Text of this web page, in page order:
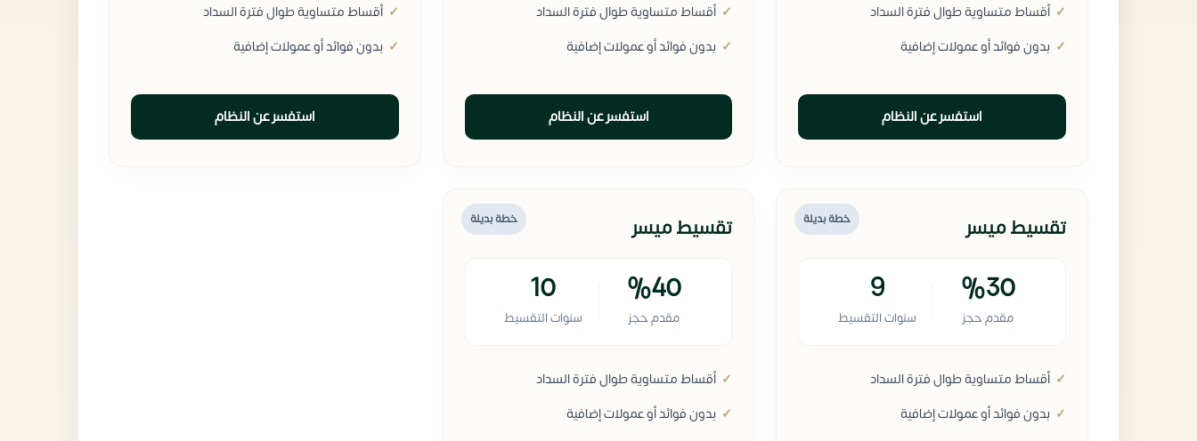
أقساط متساوية طوال فترة السداد
بدون فوائد أو عمولات إضافية
استفسر عن النظام
أقساط متساوية طوال فترة السداد
بدون فوائد أو عمولات إضافية
استفسر عن النظام
أقساط متساوية طوال فترة السداد
بدون فوائد أو عمولات إضافية
استفسر عن النظام
خطة بديلة تقسيط ميسر
%30
مقدم حجز
9
سنوات التقسيط
أقساط متساوية طوال فترة السداد
بدون فوائد أو عمولات إضافية
خطة بديلة تقسيط ميسر
%40
مقدم حجز
10
سنوات التقسيط
أقساط متساوية طوال فترة السداد
بدون فوائد أو عمولات إضافية